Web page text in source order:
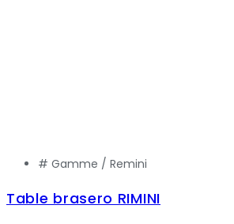
# Gamme / Remini
Table brasero RIMINI